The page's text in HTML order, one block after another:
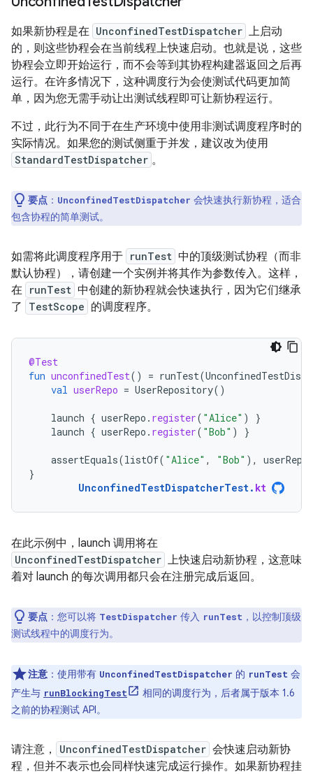
如果新协程是在 UnconfinedTestDispatcher 上启动
的，则这些协程会在当前线程上快速启动。也就是说，这些
协程会立即开始运行，而不会等到其协程构建器返回之后再
运行。在许多情况下，这种调度行为会使测试代码更加简
单，因为您无需手动让出测试线程即可让新协程运行。
不过，此行为不同于在生产环境中使用非测试调度程序时的
实际情况。如果您的测试侧重于并发，建议改为使用
StandardTestDispatcher 。
要点 ： UnconfinedTestDispatcher 会快速执行新协程，适合
包含协程的简单测试。
如需将此调度程序用于 runTest 中的顶级测试协程（而非
默认协程），请创建一个实例并将其作为参数传入。这样，
在 runTest 中创建的新协程就会快速执行，因为它们继承
了
TestScope 的调度程序。
@Test
fun unconfinedTest() = runTest(
val userRepo = UserRepository()
launch { userRepo . register( "Alice" )
}
launch { userRepo . register( "Bob" ) }
assertEquals(listOf( "Alice" , "Bob" ), userRepo
}
UnconfinedTestDispatcherTest. kt
在此示例中，launch 调用将在
UnconfinedTestDispatcher 上快速启动新协程，这意味
着对 launch 的每次调用都只会在注册完成后返回。
要点 ：您可以将 TestDispatcher 传入 runTest ，以控制顶级
测试线程中的调度行为。
注意 ：使用带有 UnconfinedTestDispatcher 的 runTest 会
产生与 runBlockingTest
相同的调度行为，后者属于版本 1.6
之前的协程测试 API。
请注意， UnconfinedTestDispatcher 会快速启动新协
程，但并不表示也会同样快速完成运行操作。如果新协程挂